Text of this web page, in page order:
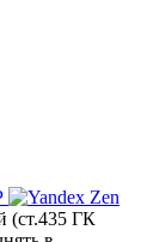
(ст.435 ГК